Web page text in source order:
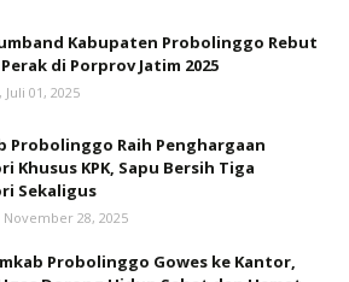
Kabupaten Probolinggo Rebut
di Porprov Jatim 2025
Juli 01, 2025
Probolinggo Raih Penghargaan
Khusus KPK, Sapu Bersih Tiga
Sekaligus
November 28, 2025
Probolinggo Gowes ke Kantor,